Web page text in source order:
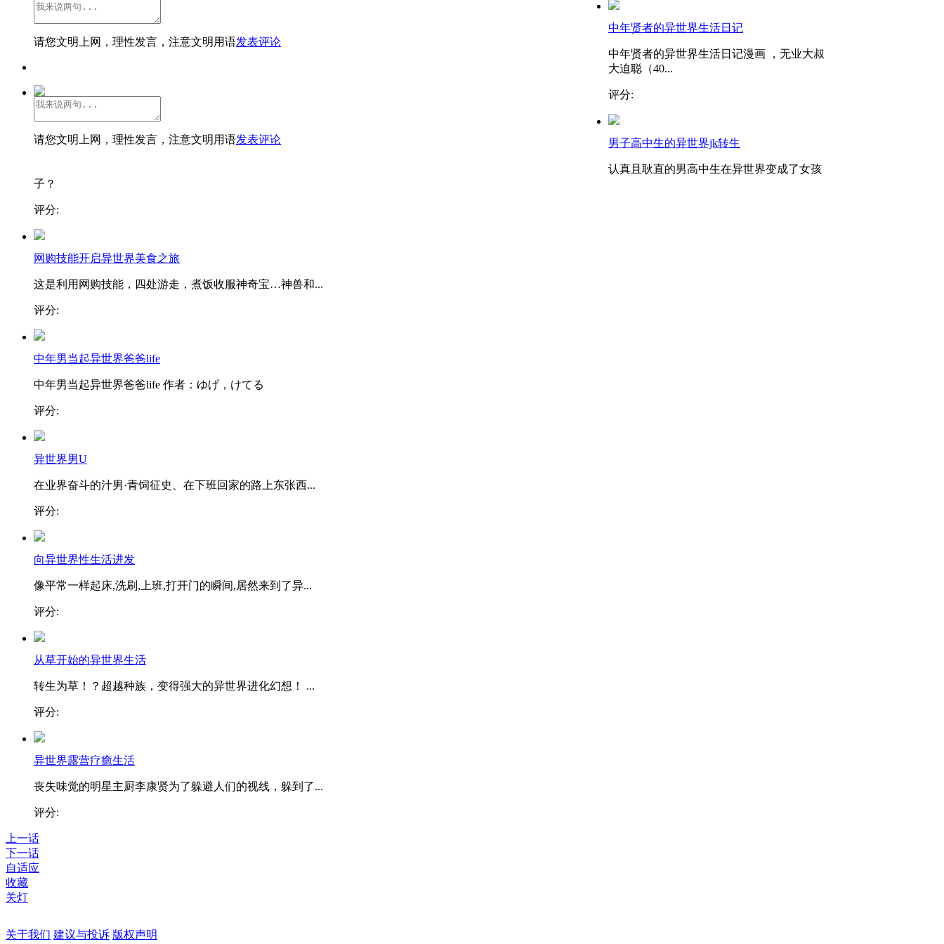
请您文明上网，理性发言，注意文明用语发表评论
请您文明上网，理性发言，注意文明用语发表评论
中年贤者的异世界生活日记
中年贤者的异世界生活日记漫画 ，无业大叔
大迫聪（40...
评分:
男子高中生的异世界jk转生
认真且耿直的男高中生在异世界变成了女孩
子？
评分:
网购技能开启异世界美食之旅
这是利用网购技能，四处游走，煮饭收服神奇宝…神兽和...
评分:
中年男当起异世界爸爸life
中年男当起异世界爸爸life 作者：ゆげ，けてる
评分:
异世界男U
在业界奋斗的汁男·青饲征史、在下班回家的路上东张西...
评分:
向异世界性生活进发
像平常一样起床,洗刷,上班,打开门的瞬间,居然来到了异...
评分:
从草开始的异世界生活
转生为草！？超越种族，变得强大的异世界进化幻想！ ...
评分:
异世界露营疗癒生活
丧失味觉的明星主厨李康贤为了躲避人们的视线，躲到了...
评分:
上一话
下一话
自适应
收藏
关灯
关于我们 建议与投诉 版权声明